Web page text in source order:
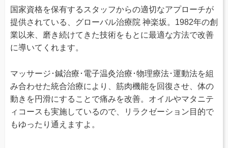
国家資格を保有するスタッフからの適切なアプローチが
提供されている、グローバル治療院 神楽坂。1982年の創
業以来、磨き続けてきた技術をもとに最適な方法で改善
に導いてくれます。
マッサージ･鍼治療･電子温灸治療･物理療法･運動法を組
み合わせた統合治療により、筋肉機能を回復させ、体の
動きを円滑にすることで痛みを改善。オイルやマタニテ
ィコースも実施しているので、リラクゼーション目的で
もゆったり通えますよ。